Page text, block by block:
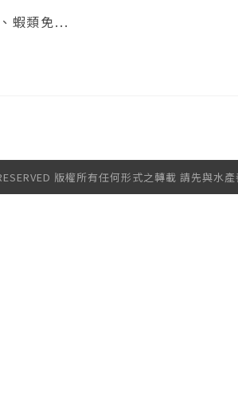
蝦類免...
版權所有任何形式之轉載 請先與水